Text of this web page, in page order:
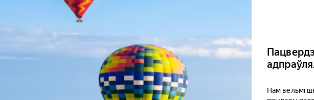
Нам вельмі